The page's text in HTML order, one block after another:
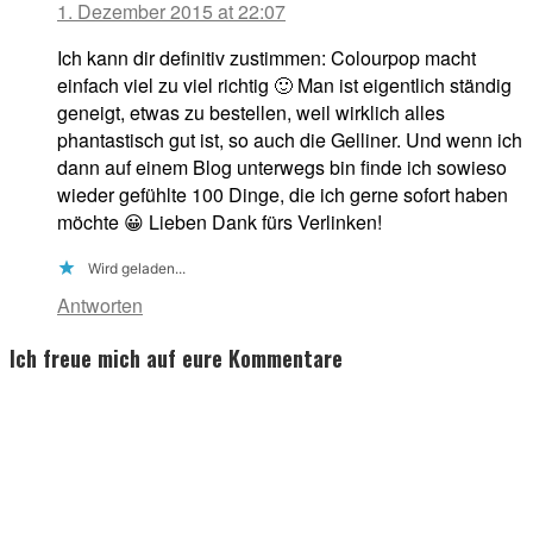
1. Dezember 2015 at 22:07
Ich kann dir definitiv zustimmen: Colourpop macht
einfach viel zu viel richtig 🙂 Man ist eigentlich ständig
geneigt, etwas zu bestellen, weil wirklich alles
phantastisch gut ist, so auch die Gelliner. Und wenn ich
dann auf einem Blog unterwegs bin finde ich sowieso
wieder gefühlte 100 Dinge, die ich gerne sofort haben
möchte 😀 Lieben Dank fürs Verlinken!
Wird geladen...
Antworten
Ich freue mich auf eure Kommentare